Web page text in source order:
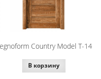
Country Model T-14
В корзину